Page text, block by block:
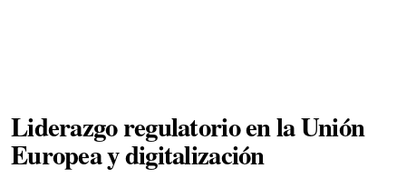
Liderazgo regulatorio en la Unión
Europea y digitalización